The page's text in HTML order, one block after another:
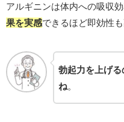
アルギニンは体内への吸収
果を実感できるほど即効性も
勃起力を上げ
ね。